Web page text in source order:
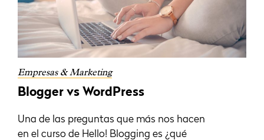
Empresas & Marketing
Blogger vs WordPress
Una de las preguntas que más nos hacen
en el curso de Hello! Blogging es ¿qué